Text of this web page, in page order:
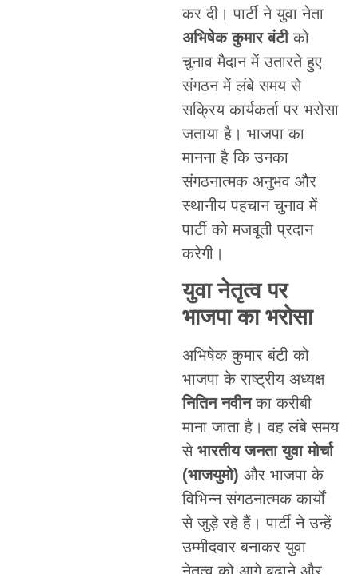
कर दी। पार्टी ने युवा नेता
अभिषेक कुमार बंटीको
चुनाव मैदान में उतारते हुए
संगठन में लंबे समय से
सक्रिय कार्यकर्ता पर भरोसा
जताया है। भाजपा का
मानना है कि उनका
संगठनात्मक अनुभव और
स्थानीय पहचान चुनाव में
पार्टी को मजबूती प्रदान
करेगी।
युवा नेतृत्व पर
भाजपा का भरोसा
अभिषेक कुमार बंटी को
भाजपा के राष्ट्रीय अध्यक्ष
नितिन नवीनका करीबी
माना जाता है। वह लंबे समय
से भारतीय जनता युवा मोर्चा
(भाजयुमो) और भाजपा के
विभिन्न संगठनात्मक कार्यों
से जुड़े रहे हैं। पार्टी ने उन्हें
उम्मीदवार बनाकर युवा